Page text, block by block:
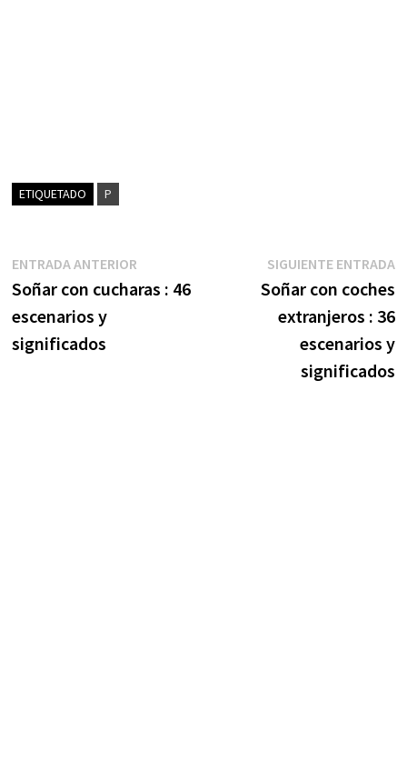
ETIQUETADO P
Navegación
de
entradas
ENTRADA ANTERIOREntrada
anterior:
Soñar con cucharas : 46
escenarios y
significados
SIGUIENTE ENTRADA
Soñar con coches
extranjeros : 36
escenarios y
significados